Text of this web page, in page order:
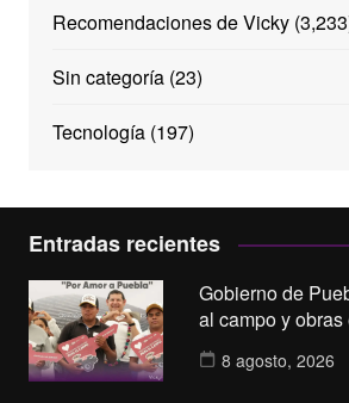
Recomendaciones de Vicky
Sin categoría(23)
Tecnología(197)
Entradas recientes
Gobierno de
al campo y
8 agosto, 2026